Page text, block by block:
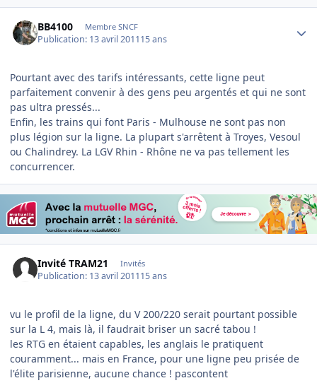
BB4100 Membre SNCF
Publication: 13 avril 201115 ans
Pourtant avec des tarifs intéressants, cette ligne peut
parfaitement convenir à des gens peu argentés et qui ne sont
pas ultra pressés...
Enfin, les trains qui font Paris - Mulhouse ne sont pas non
plus légion sur la ligne. La plupart s'arrêtent à Troyes, Vesoul
ou Chalindrey. La LGV Rhin - Rhône ne va pas tellement les
concurrencer.
Invité TRAM21 Invités
Publication: 13 avril 201115 ans
vu le profil de la ligne, du V 200/220 serait pourtant possible
sur la L 4, mais là, il faudrait briser un sacré tabou !
les RTG en étaient capables, les anglais le pratiquent
couramment... mais en France, pour une ligne peu prisée de
l'élite parisienne, aucune chance ! pascontent